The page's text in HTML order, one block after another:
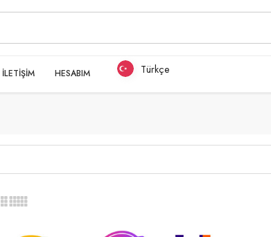
İLETİŞİM HESABIM Türkçe